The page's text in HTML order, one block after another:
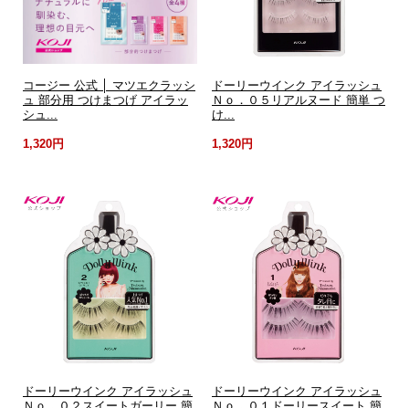
コージー 公式 │ マツエクラッシ
ュ 部分用 つけまつげ アイラッ
シュ...
ドーリーウインク アイラッシュ
Ｎｏ．０５リアルヌード 簡単 つ
け...
1,320円 1,320円
ドーリーウインク アイラッシュ
ドーリーウインク アイラッシュ